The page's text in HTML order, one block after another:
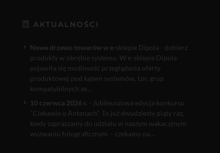
AKTUALNOŚCI
Nowe drzewo towarów w e-sklepie Dipola - dobierz
produkty w obrębie systemu. W e-sklepie Dipola
pojawiła się możliwość przeglądania oferty
produktowej pod kątem systemów, tzn. grup
kompatybilnych ze...
10 czerwca 2026 r. - Jubileuszowa edycja konkursu
"Ciekawie o Antenach". To już dwudziesty piąty raz,
kiedy zapraszamy do udziału w naszym wakacyjnym
wyzwaniu fotograficznym – czekamy na...